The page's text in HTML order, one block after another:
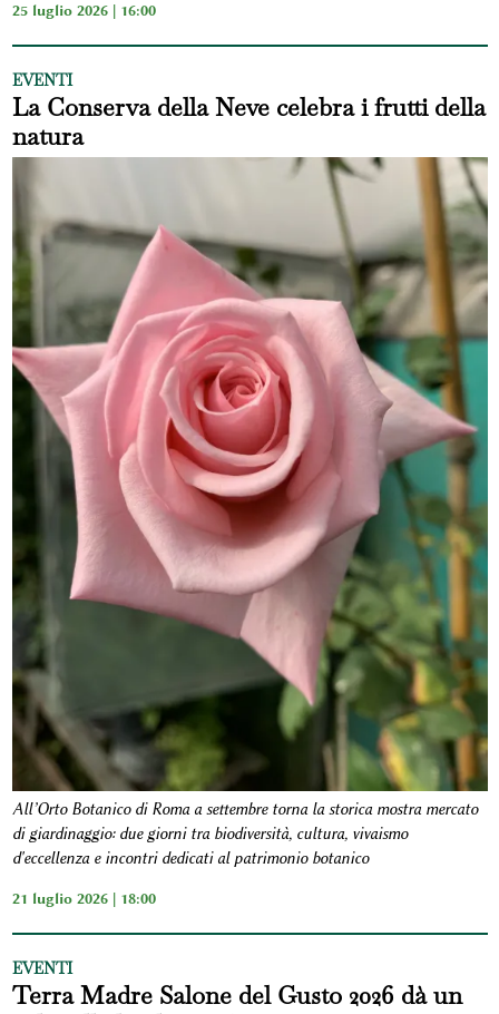
25 luglio 2026 | 16:00
EVENTI
La Conserva della Neve celebra i frutti della
natura
All’Orto Botanico di Roma a settembre torna la storica mostra mercato
di giardinaggio: due giorni tra biodiversità, cultura, vivaismo
d'eccellenza e incontri dedicati al patrimonio botanico
21 luglio 2026 | 18:00
EVENTI
Terra Madre Salone del Gusto 2026 dà un